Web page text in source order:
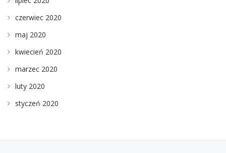
czerwiec 2020
maj 2020
kwiecień 2020
marzec 2020
luty 2020
styczeń 2020